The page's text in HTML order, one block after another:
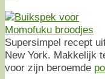
Supersimpel recept
New York. Makkelijk
voor zijn beroemde